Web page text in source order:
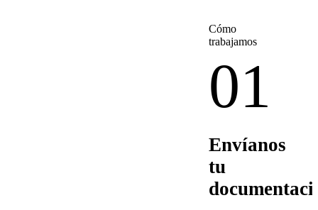
Cómo
trabajamos
01
Envíanos
tu